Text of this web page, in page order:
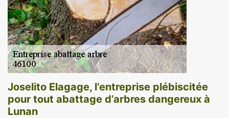
Joselito Elagage, l’entreprise plébiscitée
pour tout abattage d’arbres dangereux à
Lunan